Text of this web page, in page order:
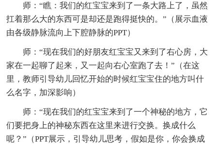
师：“瞧：我们的红宝宝来到了一条大路上了，虽然
扛着那么大的东西可是却还是跑得挺快的。”（展示血液
由各级静脉流向上下腔静脉的PPT）
师：“现在我们的好朋友红宝宝又来到了右心房，大
家在一起聊了起来，又一起向右心室跑了去！”（在这
里，教师引导幼儿回忆开始的时候红宝宝住的地方叫什
么名字，加深影响）
师：“现在我们的红宝宝来到了一个神秘的地方，它
们要把身上的神秘东西在这里来进行交换。换成什么
呢？”（PPT展示，引导幼儿思考，假如是你，你会换成